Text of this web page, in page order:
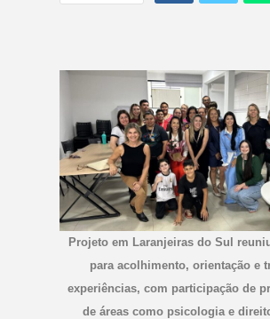
Projeto em Laranjeiras do Sul
para acolhimento, orientação e
experiências, com participação de
de áreas como psicologia e